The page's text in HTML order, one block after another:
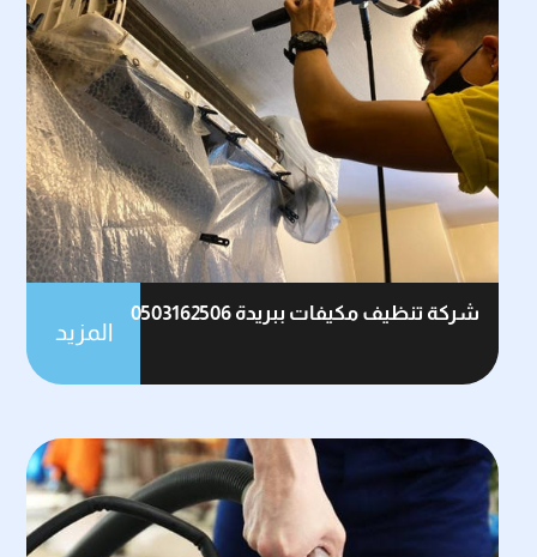
شركة تنظيف مكيفات ببريدة 0503162506
المزيد